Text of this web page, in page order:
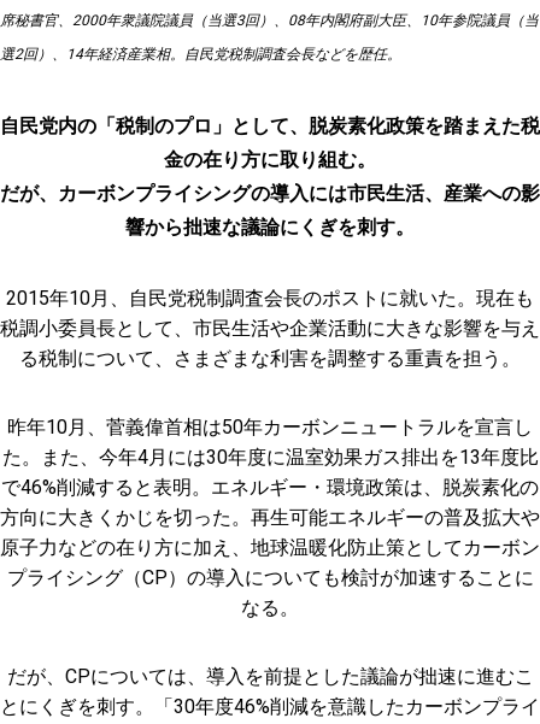
席秘書官、2000年衆議院議員（当選3回）、08年内閣府副大臣、10年参院議員（当
選2回）、14年経済産業相。自民党税制調査会長などを歴任。
自民党内の「税制のプロ」として、脱炭素化政策を踏まえた税
金の在り方に取り組む。
だが、カーボンプライシングの導入には市民生活、産業への影
響から拙速な議論にくぎを刺す。
2015年10月、自民党税制調査会長のポストに就いた。現在も
税調小委員長として、市民生活や企業活動に大きな影響を与え
る税制について、さまざまな利害を調整する重責を担う。
昨年10月、菅義偉首相は50年カーボンニュートラルを宣言し
た。また、今年4月には30年度に温室効果ガス排出を13年度比
で46%削減すると表明。エネルギー・環境政策は、脱炭素化の
方向に大きくかじを切った。再生可能エネルギーの普及拡大や
原子力などの在り方に加え、地球温暖化防止策としてカーボン
プライシング（CP）の導入についても検討が加速することに
なる。
だが、CPについては、導入を前提とした議論が拙速に進むこ
とにくぎを刺す。「30年度46%削減を意識したカーボンプライ